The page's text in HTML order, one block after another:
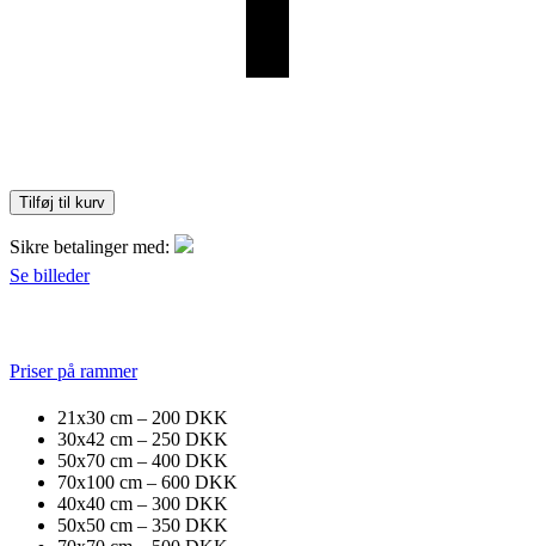
Tilføj til kurv
Sikre betalinger med:
Se billeder
Priser på rammer
21x30 cm – 200 DKK
30x42 cm – 250 DKK
50x70 cm – 400 DKK
70x100 cm – 600 DKK
40x40 cm – 300 DKK
50x50 cm – 350 DKK